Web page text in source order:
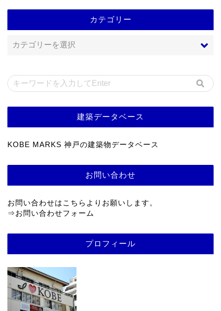
カテゴリー
建築データベース
KOBE MARKS 神戸の建築物データベース
お問い合わせ
お問い合わせはこちらよりお願いします。
⇒お問い合わせフォーム
プロフィール